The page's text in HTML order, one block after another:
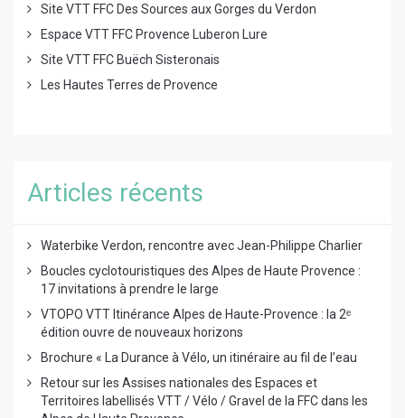
Site VTT FFC Des Sources aux Gorges du Verdon
Espace VTT FFC Provence Luberon Lure
Site VTT FFC Buëch Sisteronais
Les Hautes Terres de Provence
Articles récents
Waterbike Verdon, rencontre avec Jean-Philippe Charlier
Boucles cyclotouristiques des Alpes de Haute Provence :
17 invitations à prendre le large
VTOPO VTT Itinérance Alpes de Haute-Provence : la 2ᵉ
édition ouvre de nouveaux horizons
Brochure « La Durance à Vélo, un itinéraire au fil de l’eau
Retour sur les Assises nationales des Espaces et
Territoires labellisés VTT / Vélo / Gravel de la FFC dans les